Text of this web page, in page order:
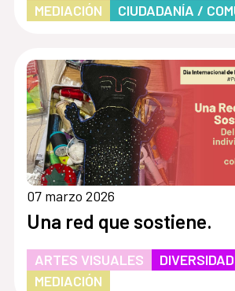
MEDIACIÓN
CIUDADANÍA /
07 marzo 2026
Una red que sostiene.
ARTES VISUALES
MEDIACIÓN